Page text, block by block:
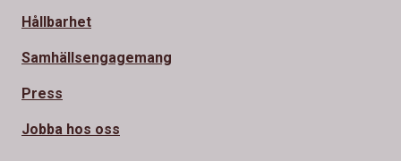
Hållbarhet
Samhällsengagemang
Press
Jobba hos oss